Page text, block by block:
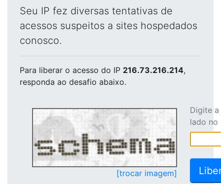
Seu IP fez diversas tentativas de
acessos suspeitos a sites hospedados
conosco.
Para liberar o acesso do IP 216.73.216.214,
responda ao desafio abaixo.
[trocar imagem]
Digite
lado no